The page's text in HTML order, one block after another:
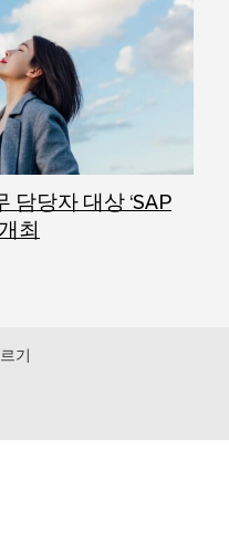
담당자 대상 ‘SAP
최
기